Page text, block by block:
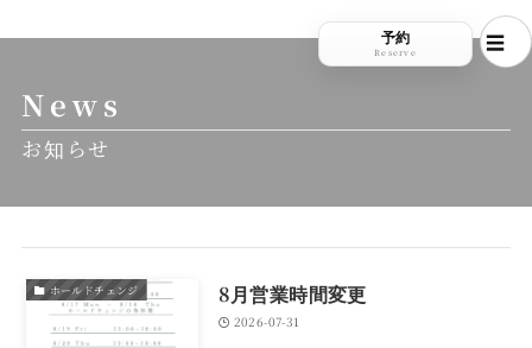
予約
Reserve
News
お知らせ
ホールドチェンジ 8月営業時間変更
2026-07-31